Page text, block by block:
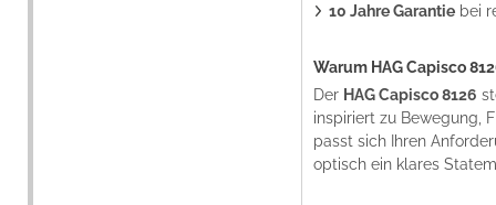
10 Jahre Garantie bei
Warum HAG Capisco
Der HAG Capisco 8126
inspiriert zu Bewegung,
passt sich Ihren
optisch ein klares